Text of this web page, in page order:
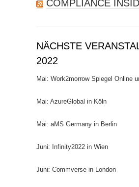
COMPLIANCE
NÄCHSTE
2022
Mai: Work2morrow Spiegel Online
Mai: AzureGlobal in Köln
Mai: aMS Germany in Berlin
Juni: Infinity2022 in Wien
Juni: Commverse in London